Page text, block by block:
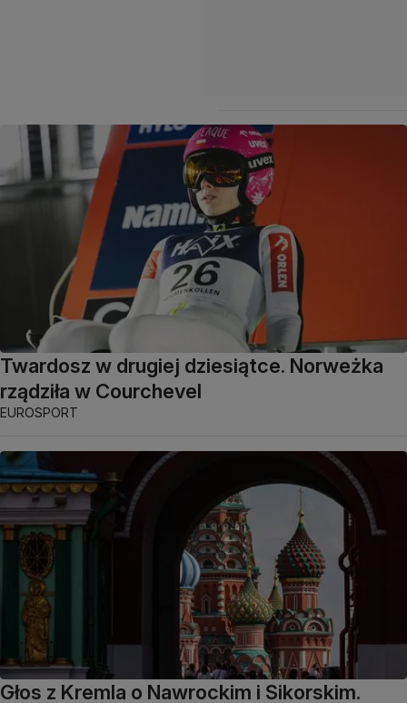
Twardosz w drugiej dziesiątce. Norweżka
rządziła w Courchevel
EUROSPORT
Głos z Kremla o Nawrockim i Sikorskim.